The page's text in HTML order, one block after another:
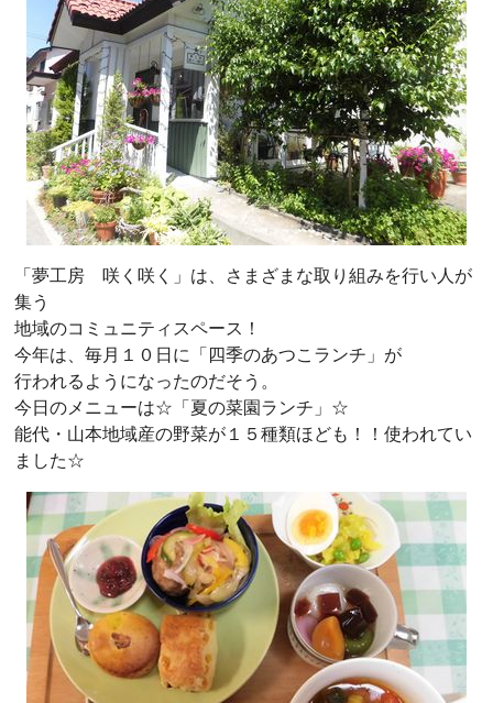
「夢工房 咲く咲く」は、さまざまな取り組みを行い人が
集う
地域のコミュニティスペース！
今年は、毎月１０日に「四季のあつこランチ」が
行われるようになったのだそう。
今日のメニューは☆「夏の菜園ランチ」☆
能代・山本地域産の野菜が１５種類ほども！！使われてい
ました☆